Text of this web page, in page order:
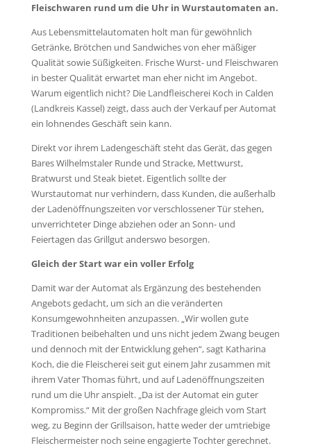
Fleischwaren rund um die Uhr in Wurstautomaten an.
Aus Lebensmittelautomaten holt man für gewöhnlich
Getränke, Brötchen und Sandwiches von eher mäßiger
Qualität sowie Süßigkeiten. Frische Wurst- und Fleischwaren
in bester Qualität erwartet man eher nicht im Angebot.
Warum eigentlich nicht? Die Landfleischerei Koch in Calden
(Landkreis Kassel) zeigt, dass auch der Verkauf per Automat
ein lohnendes Geschäft sein kann.
Direkt vor ihrem Ladengeschäft steht das Gerät, das gegen
Bares Wilhelmstaler Runde und Stracke, Mettwurst,
Bratwurst und Steak bietet. Eigentlich sollte der
Wurstautomat nur verhindern, dass Kunden, die außerhalb
der Ladenöffnungszeiten vor verschlossener Tür stehen,
unverrichteter Dinge abziehen oder an Sonn- und
Feiertagen das Grillgut anderswo besorgen.
Gleich der Start war ein voller Erfolg
Damit war der Automat als Ergänzung des bestehenden
Angebots gedacht, um sich an die veränderten
Konsumgewohnheiten anzupassen. „Wir wollen gute
Traditionen beibehalten und uns nicht jedem Zwang beugen
und dennoch mit der Entwicklung gehen“, sagt Katharina
Koch, die die Fleischerei seit gut einem Jahr zusammen mit
ihrem Vater Thomas führt, und auf Ladenöffnungszeiten
rund um die Uhr anspielt. „Da ist der Automat ein guter
Kompromiss.“ Mit der großen Nachfrage gleich vom Start
weg, zu Beginn der Grillsaison, hatte weder der umtriebige
Fleischermeister noch seine engagierte Tochter gerechnet.